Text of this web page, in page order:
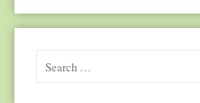
Search